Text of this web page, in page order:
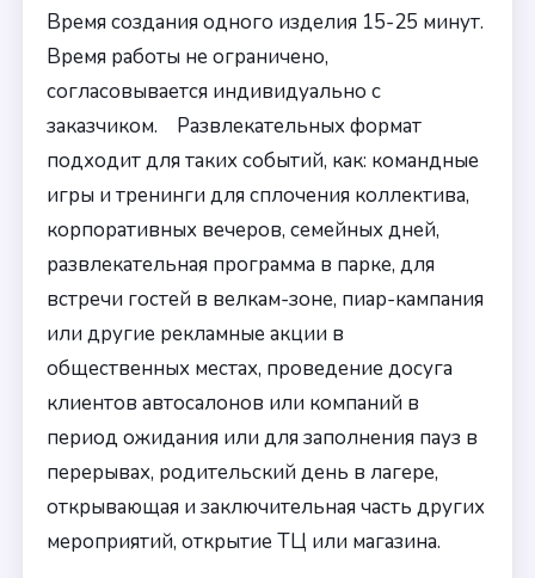
Время создания одного изделия 15-25 минут.
Время работы не ограничено,
согласовывается индивидуально с
заказчиком. Развлекательных формат
подходит для таких событий, как: командные
игры и тренинги для сплочения коллектива,
корпоративных вечеров, семейных дней,
развлекательная программа в парке, для
встречи гостей в велкам-зоне, пиар-кампания
или другие рекламные акции в
общественных местах, проведение досуга
клиентов автосалонов или компаний в
период ожидания или для заполнения пауз в
перерывах, родительский день в лагере,
открывающая и заключительная часть других
мероприятий, открытие ТЦ или магазина.